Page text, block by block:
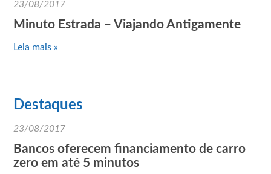
23/08/2017
Minuto Estrada – Viajando Antigamente
Leia mais »
Destaques
23/08/2017
Bancos oferecem financiamento de carro
zero em até 5 minutos